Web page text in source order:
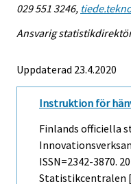
029 551 3246,
Ansvarig
Uppdaterad 23.4.2020
Instruktion för
Finlands officiella
ISSN=2342-3870.
Statistikcentralen